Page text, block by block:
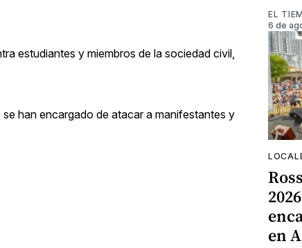
estudiantes y miembros de la sociedad civil,
han encargado de atacar a manifestantes y
EL
6 de
en